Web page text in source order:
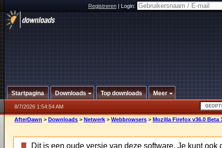
Registreren|Login:
Startpagina Downloads Top downloads Meer
8/7/2026 1:54:54 AM
AfterDawn > Downloads > Netwerk > Webbrowsers > Mozilla Firefox v36.0 Beta
Dit is een oude versie van deze software. Je kunt ook